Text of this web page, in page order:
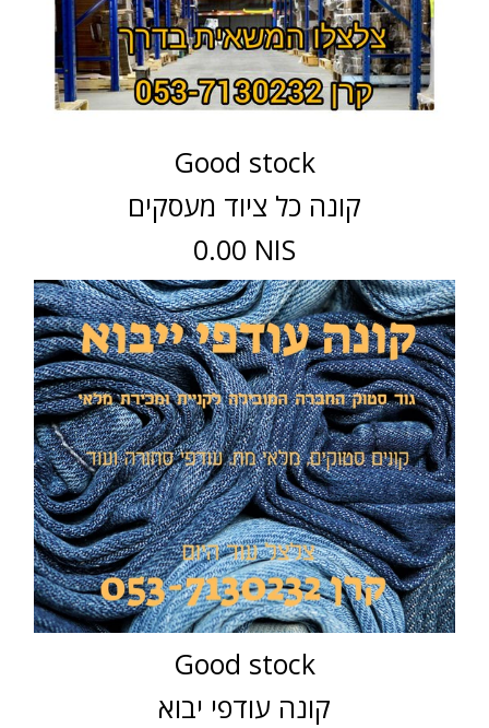
Good stock
קונה כל ציוד מעסקים
0.00 NIS
Good stock
קונה עודפי יבוא